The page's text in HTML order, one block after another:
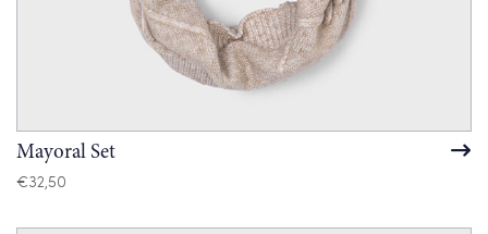
Mayoral Set
€32,50